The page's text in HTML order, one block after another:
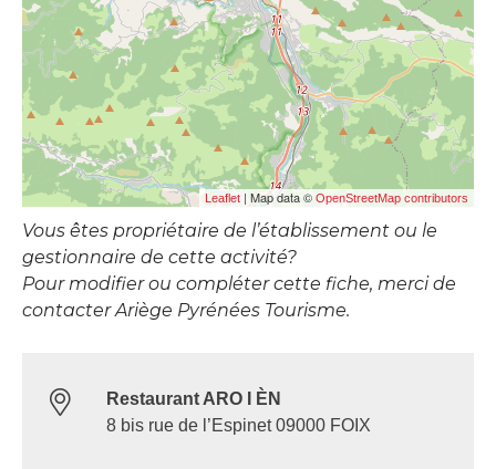
Leaflet | Map data © OpenStreetMap contributors
Vous êtes propriétaire de l’établissement ou le
gestionnaire de cette activité?
Pour modifier ou compléter cette fiche, merci de
contacter Ariège Pyrénées Tourisme.
Restaurant ARO I ÈN
8 bis rue de l’Espinet 09000 FOIX